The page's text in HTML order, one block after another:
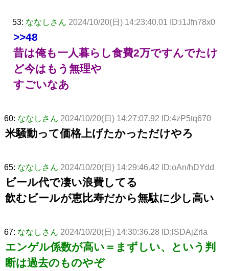
53: ななしさん 2024/10/20(日) 14:23:40.01 ID:i1Jfn78x0
>>48
昔は俺も一人暮らし食費2万ですんでたけ
ど今はもう無理や
すごいなあ
60: ななしさん 2024/10/20(日) 14:27:07.92 ID:4zP5tq670
米騒動って価格上げたかっただけやろ
65: ななしさん 2024/10/20(日) 14:29:46.42 ID:oAn/hDYdd
ビール代で凄い浪費してる
飲むビールが恵比寿だから無駄に少し高い
67: ななしさん 2024/10/20(日) 14:30:36.28 ID:lSDAjZrla
エンゲル係数が高い＝まずしい、という判
断は過去のものやぞ